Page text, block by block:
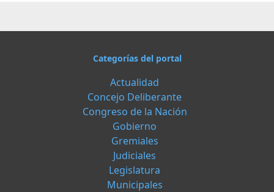
Categorías del portal
Actualidad
Concejo Deliberante
Congreso de la Nación
Gobierno
Gremiales
Judiciales
Legislatura
Municipales